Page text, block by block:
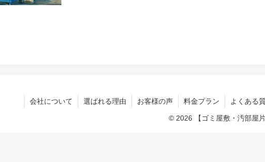
会社について 選ばれる理由 お客様の声 料金プラン よくある
© 2026 【ゴミ屋敷・汚部屋